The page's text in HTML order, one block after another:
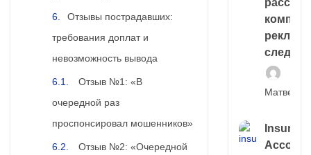
Отзывы пострадавших:
требования доплат и
невозможность вывода
Отзыв №1: «В
очередной раз
проспонсировал мошенников»
Отзыв №2: «Очередной
следа
Матвей
Account